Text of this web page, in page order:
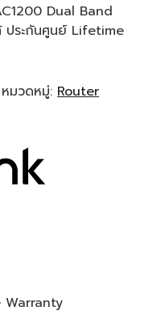
Dual Band
ประกันศูนย์ Lifetime
หมวดหมู่: Router
Warranty